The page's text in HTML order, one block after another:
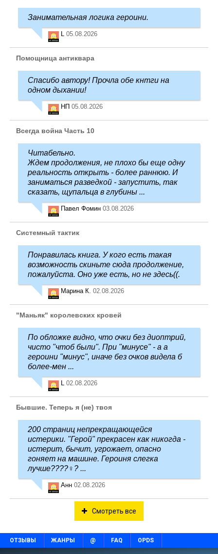
Занимательная логика героини.
L 05.08.2026
Помощница антиквара
Спасибо автору! Прочла обе кнтги на
одном дыхании!
НП 05.08.2026
Всегда война Часть 10
Читабельно.
Ждем продолжения, не плохо бы еще одну
реальность открыть - более раннюю. И
заниматься разведкой - запустить, так
сказать, щупальца в глубины ...
Павел Фомин 03.08.2026
Системный тактик
Понравилась книга. У кого есть такая
возможность скиньте сюда продолжение,
пожалуйста. Оно уже есть, но не здесь((.
Марина К. 02.08.2026
"Маньяк" королевских кровей
По обложке видно, что очки без диоптрий,
чисто "чтоб были". При "минусе" - а а
героини "минус", иначе без очков видела б
более-мен ...
L 02.08.2026
Бывшие. Теперь я (не) твоя
200 страниц непрекращающейся
истерики. "Герой" прекрасен как никогда -
истерит, бычит, угрожает, опасно
гоняет на машине. Героиня слегка
лучше????‍♀️? ...
Анн 02.08.2026
Смотреть все
ОТЗЫВЫ ЖАНРЫ @ FAQ OPDS